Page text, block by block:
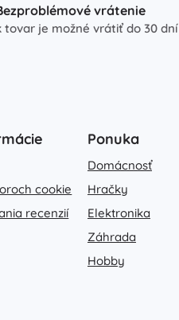
vrátenie
tovar je možné vrátiť do 30 dní
cookie
recenzií
Ponuka
Domácnosť
Hračky
Elektronika
Záhrada
Hobby